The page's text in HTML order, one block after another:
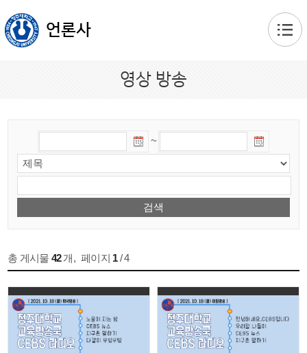
언론사
영상 방송
~
총 게시물 42개, 페이지 1/ 4